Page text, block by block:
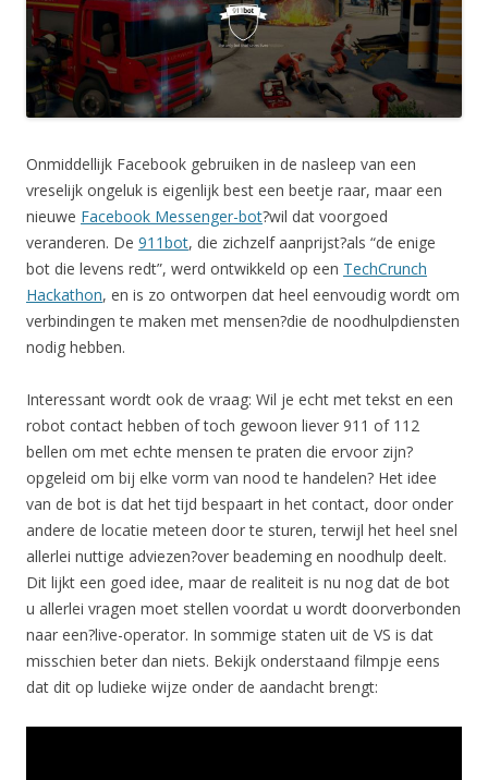
Onmiddellijk Facebook gebruiken in de nasleep van een
vreselijk ongeluk is eigenlijk best een beetje raar, maar een
nieuwe Facebook Messenger-bot?wil dat voorgoed
veranderen. De 911bot, die zichzelf aanprijst?als “de enige
bot die levens redt”, werd ontwikkeld op een TechCrunch
Hackathon, en is zo ontworpen dat heel eenvoudig wordt om
verbindingen te maken met mensen?die de noodhulpdiensten
nodig hebben.
Interessant wordt ook de vraag: Wil je echt met tekst en een
robot contact hebben of toch gewoon liever 911 of 112
bellen om met echte mensen te praten die ervoor zijn?
opgeleid om bij elke vorm van nood te handelen? Het idee
van de bot is dat het tijd bespaart in het contact, door onder
andere de locatie meteen door te sturen, terwijl het heel snel
allerlei nuttige adviezen?over beademing en noodhulp deelt.
Dit lijkt een goed idee, maar de realiteit is nu nog dat de bot
u allerlei vragen moet stellen voordat u wordt doorverbonden
naar een?live-operator. In sommige staten uit de VS is dat
misschien beter dan niets. Bekijk onderstaand filmpje eens
dat dit op ludieke wijze onder de aandacht brengt: